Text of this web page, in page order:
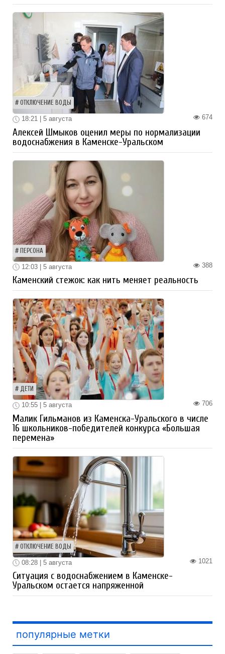
ОТКЛЮЧЕНИЕ ВОДЫ
674
18:21 | 5 августа
Алексей Шмыков оценил меры по нормализации
водоснабжения в Каменске-Уральском
ПЕРСОНА
388
12:03 | 5 августа
Каменский стежок: как нить меняет реальность
ДЕТИ
706
10:55 | 5 августа
Малик Гильманов из Каменска-Уральского в числе
16 школьников-победителей конкурса «Большая
перемена»
ОТКЛЮЧЕНИЕ ВОДЫ
1021
08:28 | 5 августа
Ситуация с водоснабжением в Каменске-
Уральском остается напряженной
популярные метки